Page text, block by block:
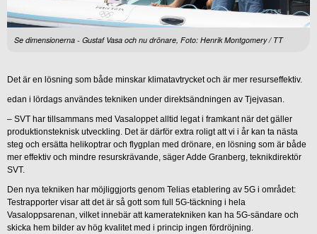
Se dimensionerna - Gustaf Vasa och nu drönare, Foto: Henrik Montgomery / TT
Det är en lösning som både minskar klimatavtrycket och är mer resurseffektiv.
edan i lördags användes tekniken under direktsändningen av Tjejvasan.
– SVT har tillsammans med Vasaloppet alltid legat i framkant när det gäller
produktionsteknisk utveckling. Det är därför extra roligt att vi i år kan ta nästa
steg och ersätta helikoptrar och flygplan med drönare, en lösning som är både
mer effektiv och mindre resurskrävande, säger Adde Granberg, teknikdirektör
SVT.
Den nya tekniken har möjliggjorts genom Telias etablering av 5G i området:
Testrapporter visar att det är så gott som full 5G-täckning i hela
Vasaloppsarenan, vilket innebär att kameratekniken kan ha 5G-sändare och
skicka hem bilder av hög kvalitet med i princip ingen fördröjning.